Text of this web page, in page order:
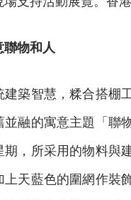
聯物和人
智慧，糅合搭棚工
融的寓意主題「聯
期，所采用的物料與
上天藍色的圍網作裝